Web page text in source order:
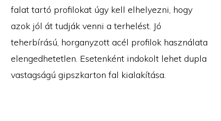
falat tartó profilokat úgy kell elhelyezni, hogy
azok jól át tudják venni a terhelést. Jó
teherbírású, horganyzott acél profilok használata
elengedhetetlen. Esetenként indokolt lehet dupla
vastagságú gipszkarton fal kialakítása.